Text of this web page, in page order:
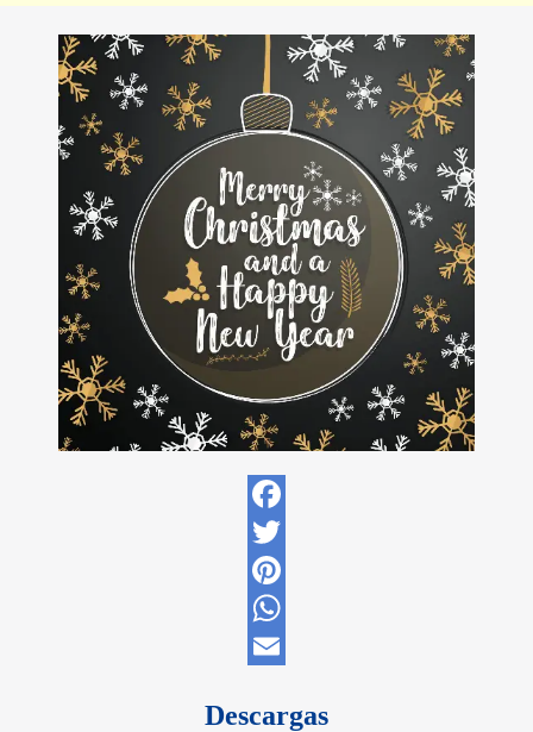
Facebook
Twitter
Pinterest
WhatsApp
Descargas